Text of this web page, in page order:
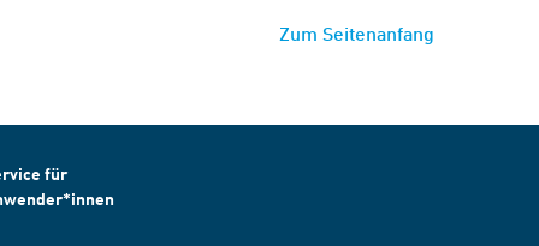
Zum Seitenanfang
für